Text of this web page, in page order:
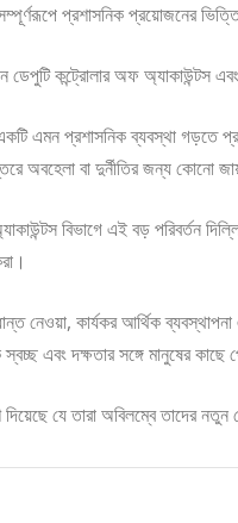
প্রশাসনিক প্রয়োজনের
কন্ট্রোলার অফ অ্যাকাউন্টস এবং
এমন প্রশাসনিক ব্যবস্থা গড়তে
অবহেলা বা দুর্নীতির জন্য কোনো
বিভাগে এই বড় পরিবর্তন
নেওয়া, কার্যকর আর্থিক
এবং দক্ষতার সঙ্গে মানুষের কাছে
দিয়েছে যে তারা অবিলম্বে